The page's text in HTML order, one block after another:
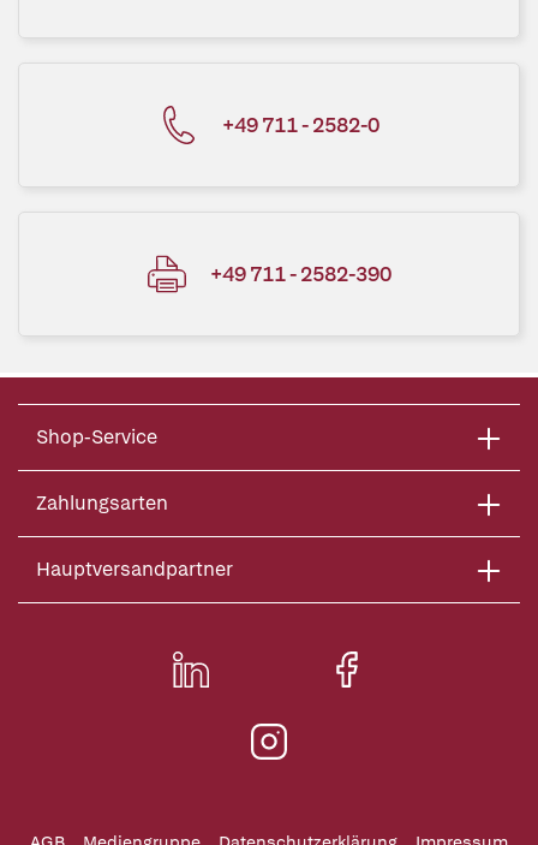
+49 711 - 2582-0
+49 711 - 2582-390
Shop-Service
Zahlungsarten
Hauptversandpartner